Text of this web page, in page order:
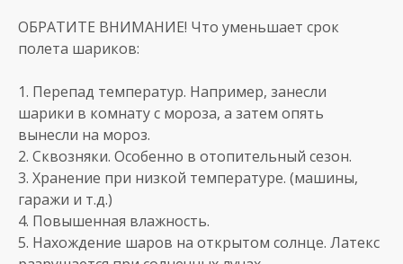
ОБРАТИТЕ ВНИМАНИЕ! Что уменьшает срок
полета шариков:
1. Перепад температур. Например, занесли
шарики в комнату с мороза, а затем опять
вынесли на мороз.
2. Сквозняки. Особенно в отопительный сезон.
3. Хранение при низкой температуре. (машины,
гаражи и т.д.)
4. Повышенная влажность.
5. Нахождение шаров на открытом солнце. Латекс